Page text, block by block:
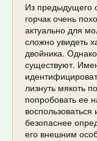
Из предыдущего
горчак очень
актуально для
сложно увидеть
двойника.
существуют.
лизнуть мякоть
попробовать ее
безопаснее
его внешним